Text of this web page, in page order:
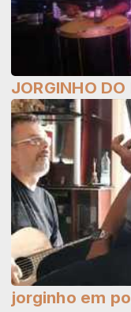
JORGINHO DO
jorginho em